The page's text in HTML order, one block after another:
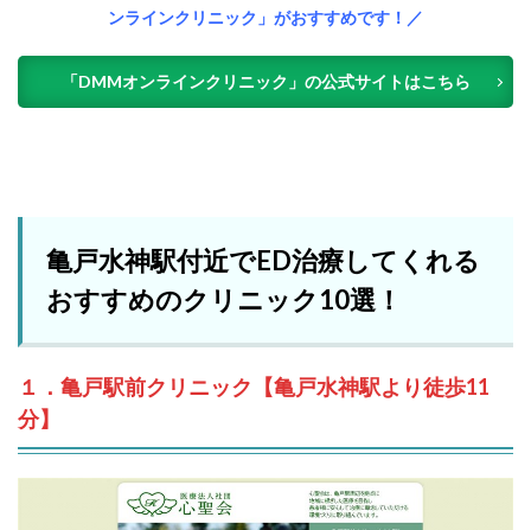
ンラインクリニック」がおすすめです！／
「DMMオンラインクリニック」の公式サイトはこちら
亀戸水神駅付近でED治療してくれる
おすすめのクリニック10選！
１．亀戸駅前クリニック【亀戸水神駅より徒歩11
分】